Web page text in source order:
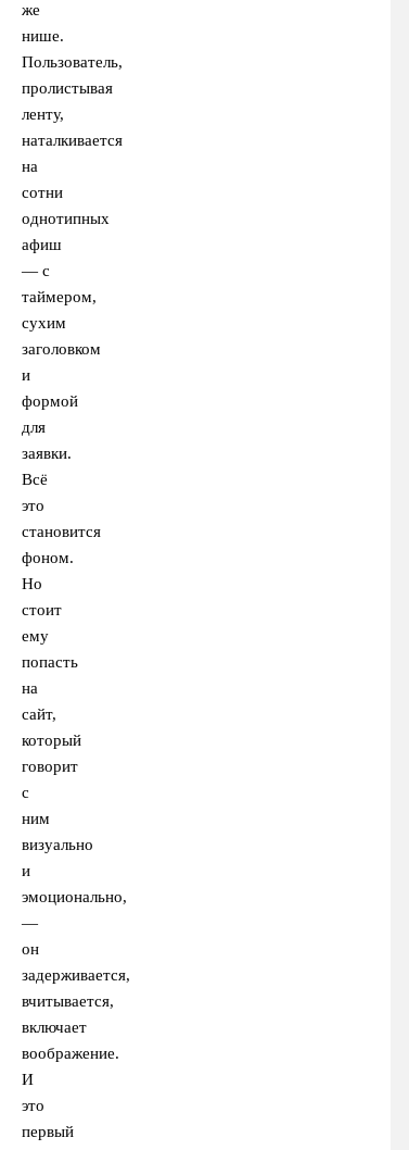
же
нише.
Пользователь,
пролистывая
ленту,
наталкивается
на
сотни
однотипных
афиш
— с
таймером,
сухим
заголовком
и
формой
для
заявки.
Всё
это
становится
фоном.
Но
стоит
ему
попасть
на
сайт,
который
говорит
с
ним
визуально
и
эмоционально,
—
он
задерживается,
вчитывается,
включает
воображение.
И
это
первый